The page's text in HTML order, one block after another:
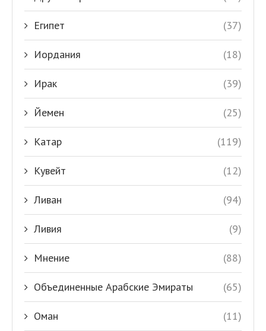
Египет (37)
Иордания (18)
Ирак (39)
Йемен (25)
Катар (119)
Кувейт (12)
Ливан (94)
Ливия (9)
Мнение (88)
Объединенные Арабские Эмираты (65)
Оман (11)